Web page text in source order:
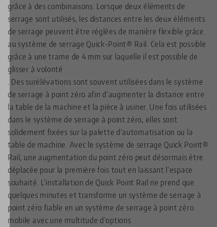
grâce à des combinaisons. Lorsque deux éléments de
serrage sont utilisés, les distances entre les deux éléments
de serrage peuvent être réglées de manière flexible grâce
au système de serrage Quick-Point® Rail. Cela est possible
grâce à une trame de 4 mm sur laquelle il est possible de
glisser à volonté
. Des surélévations sont souvent utilisées dans le système
de serrage à point zéro afin d'augmenter la distance entre
la table de la machine et la pièce à usiner. Une fois utilisées
dans le système de serrage à point zéro, elles sont
solidement fixées sur la palette d'automatisation ou la
table de machine. Avec le système de serrage Quick Point®
Rail, une augmentation du point zéro peut désormais être
déplacée pour la première fois tout en laissant l'espace
souhaité. L'installation de Quick Point Rail ne prend que
quelques minutes et transforme un système de serrage à
point zéro fiable en un système de serrage à point zéro
mobile avec une multitude d'options.